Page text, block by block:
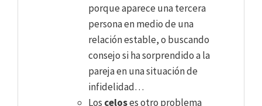
porque aparece una tercera
persona en medio de una
relación estable, o buscando
consejo si ha sorprendido a la
pareja en una situación de
infidelidad…
Los celoses otro problema